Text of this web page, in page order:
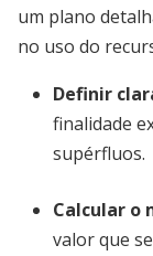
um plano
no uso do
Definir
finalidade
supérfluos.
Calcular o
valor que